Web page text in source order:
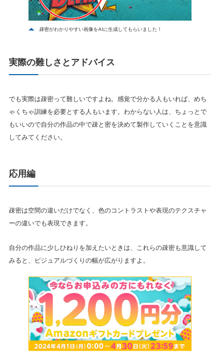
疎密がわかりやすい画像をAIに生成してもらいました！
実際の難しさとアドバイス
でも実際は疎密って難しいですよね。感覚で分かる人もいれば、めち
ゃくちゃ訓練を必要とする人もいます。わからない人は、ちょっとで
もいいので自分の作品の中で疎と密を決めて製作していくことを意識
してみてください。
応用編
疎密は空間の違いだけでなく、色のコントラストや表現のテクスチャ
ーの違いでも表現できます。
自分の作品に少しひねりを加えたいときは、これらの疎密も意識して
みると、ビジュアルづくりの幅が広がりますよ。